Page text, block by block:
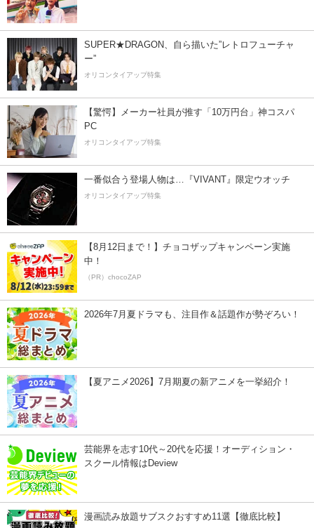
SUPER★DRAGON、自ら描いた”レトロフューチャ
ー”
オリコンタイアップ特集
【驚愕】メーカー社員が推す「10万円台」神コスパ
PC
オリコンタイアップ特集
一番似合う登場人物は…『VIVANT』限定ウオッチ
オリコンタイアップ特集
【8月12日まで！】チョコザップキャンペーン実施
中！
（PR）chocoZAP
2026年7月夏ドラマも、注目作＆話題作が勢ぞろい！
【夏アニメ2026】7月期夏の新アニメを一挙紹介！
芸能界を志す10代～20代を応援！オーディション・
スクール情報はDeview
漫画読み放題サブスクおすすめ11選【徹底比較】